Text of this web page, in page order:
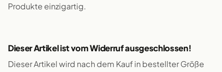
Produkte einzigartig.
Dieser Artikel ist vom Widerruf ausgeschlossen!
Dieser Artikel wird nach dem Kauf in bestellter Größe